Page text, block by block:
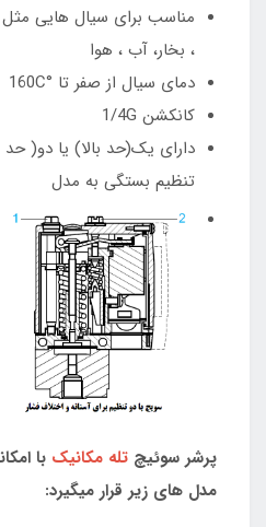
مناسب برای سیال هایی
، بخار، آب ، هوا
دمای سیال از صفر تا °160C
کانکشن 1/4G
دارای یک(حد بالا) یا دو( حد
تنظیم بستگی به مدل
پرشر سوئیچ تله مکانیک با
مدل های زیر قرار میگیرد: